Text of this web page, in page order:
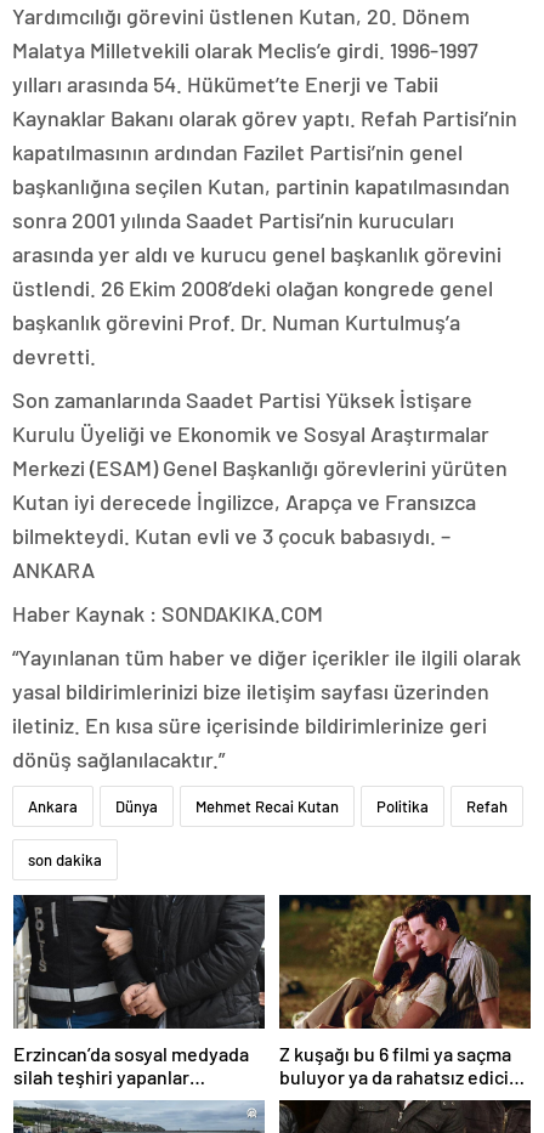
Yardımcılığı görevini üstlenen Kutan, 20. Dönem
Malatya Milletvekili olarak Meclis’e girdi. 1996-1997
yılları arasında 54. Hükümet’te Enerji ve Tabii
Kaynaklar Bakanı olarak görev yaptı. Refah Partisi’nin
kapatılmasının ardından Fazilet Partisi’nin genel
başkanlığına seçilen Kutan, partinin kapatılmasından
sonra 2001 yılında Saadet Partisi’nin kurucuları
arasında yer aldı ve kurucu genel başkanlık görevini
üstlendi. 26 Ekim 2008’deki olağan kongrede genel
başkanlık görevini Prof. Dr. Numan Kurtulmuş’a
devretti.
Son zamanlarında Saadet Partisi Yüksek İstişare
Kurulu Üyeliği ve Ekonomik ve Sosyal Araştırmalar
Merkezi (ESAM) Genel Başkanlığı görevlerini yürüten
Kutan iyi derecede İngilizce, Arapça ve Fransızca
bilmekteydi. Kutan evli ve 3 çocuk babasıydı. –
ANKARA
Haber Kaynak : SONDAKIKA.COM
“Yayınlanan tüm haber ve diğer içerikler ile ilgili olarak
yasal bildirimlerinizi bize iletişim sayfası üzerinden
iletiniz. En kısa süre içerisinde bildirimlerinize geri
dönüş sağlanılacaktır.”
Ankara Dünya Mehmet Recai Kutan Politika Refah
son dakika
Erzincan’da sosyal medyada
silah teşhiri yapanlar
yakalandı
Z kuşağı bu 6 filmi ya saçma
buluyor ya da rahatsız edici
ve toksik!